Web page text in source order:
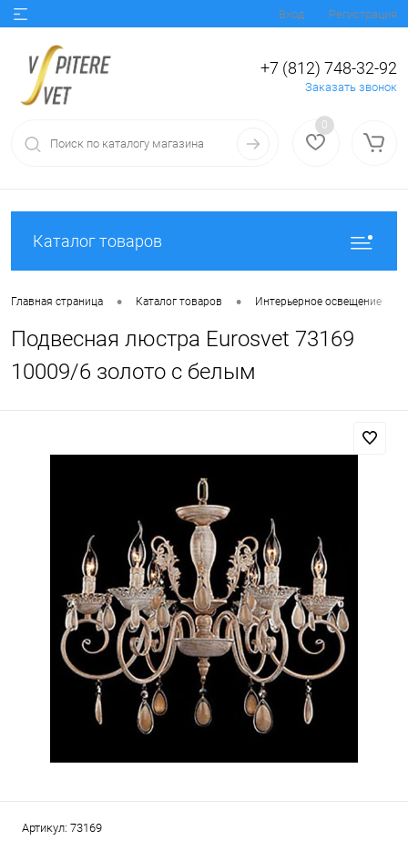
Вход Регистрация
+7 (812) 748-32-92
Заказать звонок
0
Каталог товаров
Главная страница • Каталог товаров • Интерьерное освещение
Подвесная люстра Eurosvet 73169
10009/6 золото с белым
Артикул: 73169